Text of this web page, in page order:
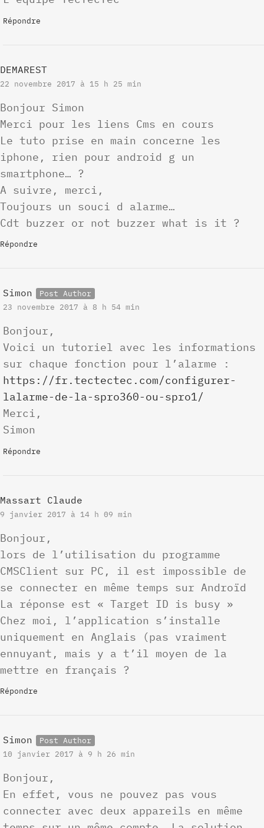
Répondre
DEMAREST
22 novembre 2017 à 15 h 25 min
Bonjour Simon
Merci pour les liens Cms en cours
Le tuto prise en main concerne les
iphone, rien pour android g un
smartphone… ?
A suivre, merci,
Toujours un souci d alarme…
Cdt buzzer or not buzzer what is it ?
Répondre
Simon
23 novembre 2017 à 8 h 54 min
Bonjour,
Voici un tutoriel avec les informations
sur chaque fonction pour l’alarme :
https://fr.tectectec.com/configurer-
lalarme-de-la-spro360-ou-spro1/
Merci,
Simon
Répondre
Massart Claude
9 janvier 2017 à 14 h 09 min
Bonjour,
lors de l’utilisation du programme
CMSClient sur PC, il est impossible de
se connecter en même temps sur Androïd
La réponse est « Target ID is busy »
Chez moi, l’application s’installe
uniquement en Anglais (pas vraiment
ennuyant, mais y a t’il moyen de la
mettre en français ?
Répondre
Simon
10 janvier 2017 à 9 h 26 min
Bonjour,
En effet, vous ne pouvez pas vous
connecter avec deux appareils en même